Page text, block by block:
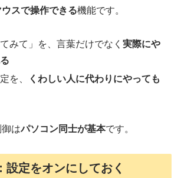
スで操作できる機能です。
てみて」を、言葉だけでなく実際にや
を、
くわしい人に代わりにやっても
御はパソコン同士が基本です。
設定をオンにしておく